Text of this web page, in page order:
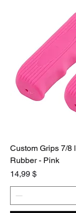
Custom Grips 7/8
Rubber - Pink
Preis
14,99 $